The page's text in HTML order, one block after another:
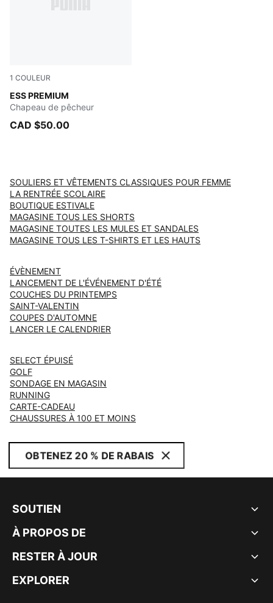
1 COULEUR
ESS PREMIUM
PUMA BLACK
Chapeau de pêcheur
CAD $50.00
SOULIERS ET VÊTEMENTS CLASSIQUES POUR FEMME
LA RENTRÉE SCOLAIRE
BOUTIQUE ESTIVALE
MAGASINE TOUS LES SHORTS
MAGASINE TOUTES LES MULES ET SANDALES
MAGASINE TOUS LES T-SHIRTS ET LES HAUTS
ÉVÈNEMENT
LANCEMENT DE L'ÉVÉNEMENT D'ÉTÉ
COUCHES DU PRINTEMPS
SAINT-VALENTIN
COUPES D'AUTOMNE
LANCER LE CALENDRIER
SELECT ÉPUISÉ
GOLF
SONDAGE EN MAGASIN
RUNNING
CARTE-CADEAU
CHAUSSURES À 100 ET MOINS
OBTENEZ 20 % DE RABAIS
SOUTIEN
À PROPOS DE
RESTER À JOUR
EXPLORER